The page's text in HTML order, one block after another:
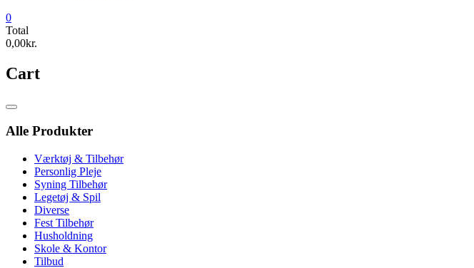
0
Total
0,00kr.
Cart
Catalog
Alle Produkter
Værktøj & Tilbehør
Personlig Pleje
Syning Tilbehør
Legetøj & Spil
Diverse
Fest Tilbehør
Husholdning
Skole & Kontor
Tilbud